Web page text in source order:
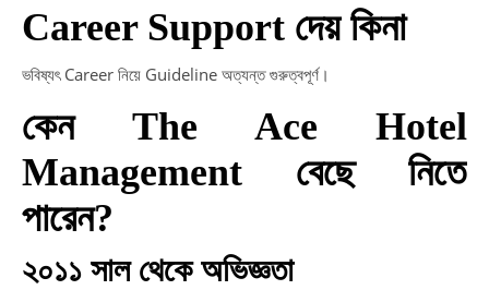
Career Support দেয় কিনা
ভবিষ্যৎ Career নিয়ে Guideline অত্যন্ত গুরুত্বপূর্ণ।
কেন The Ace Hotel
Management বেছে নিতে
পারেন?
২০১১ সাল থেকে অভিজ্ঞতা